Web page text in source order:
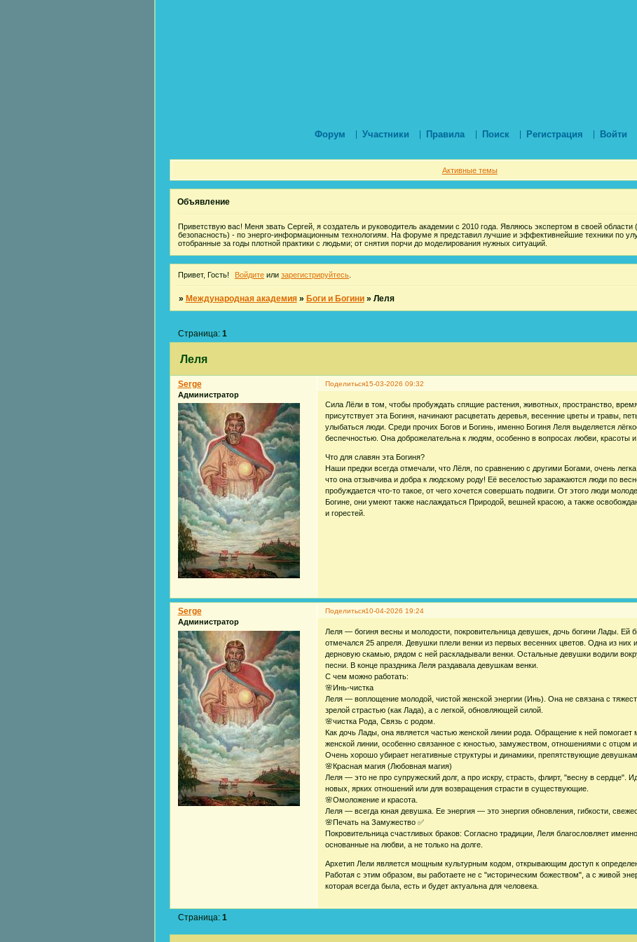
Форум Участники Правила Поиск Регистрация Войти
Активные темы
Объявление
Приветствую вас! Меня звать Сергей, я создатель и руководитель академии с 2010 года. Являюсь экспертом в своей области
безопасность) - по энерго-информационным технологиям. На форуме я представил лучшие и эффективнейшие техники по
отобранные за годы плотной практики с людьми; от снятия порчи до моделирования нужных ситуаций.
Привет, Гость! Войдите или зарегистрируйтесь
» Международная академия » Боги и Богини » Леля
Леля
Страница: 1
Поделиться15-03-2026 09:32
Serge
Администратор
Сила Лёли в том, чтобы пробуждать спящие растения, животных, пространство,
присутствует эта Богиня, начинают расцветать деревья, весенние цветы и травы,
улыбаться люди. Среди прочих Богов и Богинь, именно Богиня Леля выделяется
беспечностью. Она доброжелательна к людям, особенно в вопросах любви, красоты и
Что для славян эта Богиня?
Наши предки всегда отмечали, что Лёля, по сравнению с другими Богами, очень
что она отзывчива и добра к людскому роду! Её веселостью заражаются люди по
пробуждается что-то такое, от чего хочется совершать подвиги. От этого люди
Богине, они умеют также наслаждаться Природой, вешней красою, а также
и горестей.
Поделиться10-04-2026 19:24
Serge
Администратор
Леля — богиня весны и молодости, покровительница девушек, дочь богини Лады. Ей
отмечался 25 апреля. Девушки плели венки из первых весенних цветов. Одна из них
дерновую скамью, рядом с ней раскладывали венки. Остальные девушки водили
песни. В конце праздника Леля раздавала девушкам венки.
С чем можно работать:
🌸Инь-чистка
Леля — воплощение молодой, чистой женской энергии (Инь). Она не связана с
зрелой страстью (как Лада), а с легкой, обновляющей силой.
🌸чистка Рода, Связь с родом.
Как дочь Лады, она является частью женской линии рода. Обращение к ней помогает
женской линии, особенно связанное с юностью, замужеством, отношениями с отцом
Очень хорошо убирает негативные структуры и динамики, препятствующие
🌸Красная магия (Любовная магия)
Леля — это не про супружеский долг, а про искру, страсть, флирт, "весну в сердце".
новых, ярких отношений или для возвращения страсти в существующие.
🌸Омоложение и красота.
Леля — всегда юная девушка. Ее энергия — это энергия обновления, гибкости,
🌸Печать на Замужество ✅
Покровительница счастливых браков: Согласно традиции, Леля благословляет
основанные на любви, а не только на долге.
Архетип Лели является мощным культурным кодом, открывающим доступ к
Работая с этим образом, вы работаете не с "историческим божеством", а с живой
которая всегда была, есть и будет актуальна для человека.
Страница: 1